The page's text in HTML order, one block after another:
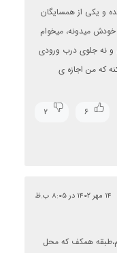
انباری ها روی پشت بام ن۱ب شده و یکی از همسایگان
میدونه، میخوام
و نه جلوی درب ورودی
که من اجازه ی
۶
۲
۱۴ مهر ۱۴۰۲ در ۸:۰۵ ب.ظ
همکف که محل